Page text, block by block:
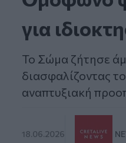
για
Το Σώμα ζήτησε
διασφαλίζοντας
αναπτυξιακή
18.06.2026